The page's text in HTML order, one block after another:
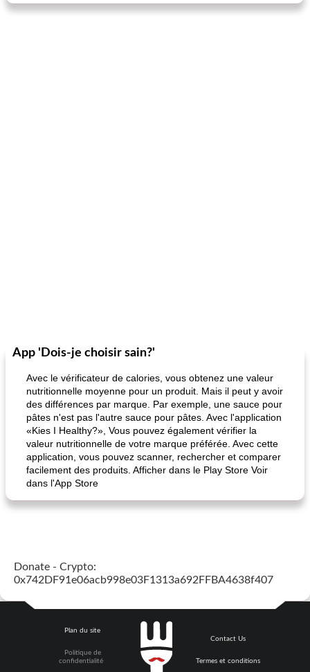
App 'Dois-je choisir sain?'
Avec le vérificateur de calories, vous obtenez une valeur
nutritionnelle moyenne pour un produit. Mais il peut y avoir
des différences par marque. Par exemple, une sauce pour
pâtes n'est pas l'autre sauce pour pâtes. Avec l'application
«Kies I Healthy?», Vous pouvez également vérifier la
valeur nutritionnelle de votre marque préférée. Avec cette
application, vous pouvez scanner, rechercher et comparer
facilement des produits. Afficher dans le Play Store Voir
dans l'App Store
Donate - Crypto:
0x742DF91e06acb998e03F1313a692FFBA4638f407
Plan du site
Politique de
confidentialité
Contact Us
Termes et conditions